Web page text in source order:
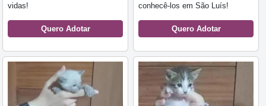
vidas!
Quero Adotar
conhecê-los em São Luís!
Quero Adotar